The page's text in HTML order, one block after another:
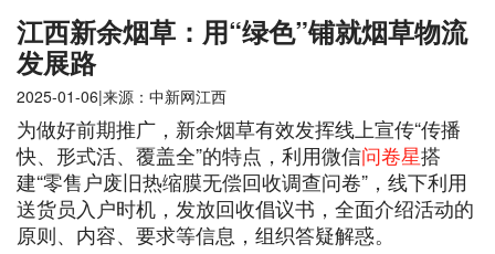
江西新余烟草：用“绿色”铺就烟草物流
发展路
2025-01-06|来源：中新网江西
为做好前期推广，新余烟草有效发挥线上宣传“传播
快、形式活、覆盖全”的特点，利用微信问卷星搭
建“零售户废旧热缩膜无偿回收调查问卷”，线下利用
送货员入户时机，发放回收倡议书，全面介绍活动的
原则、内容、要求等信息，组织答疑解惑。